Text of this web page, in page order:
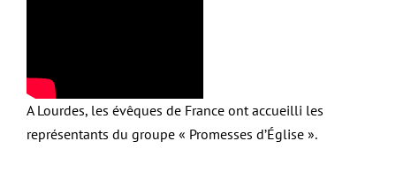
A Lourdes, les évêques de France ont accueilli les
représentants du groupe « Promesses d’Église ».